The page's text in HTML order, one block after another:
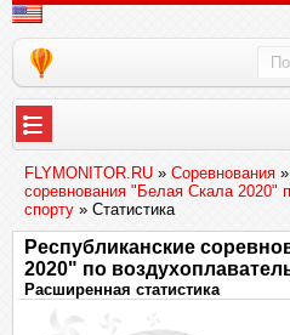
FLYMONITOR.RU » Соревнования »
соревнования "Белая Скала 2020"
спорту » Статистика
Республиканские
2020" по
Расширенная статистика